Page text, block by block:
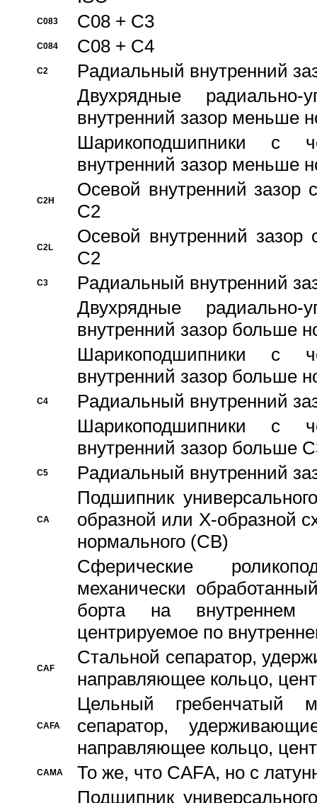
C083 C08 + C3
C084 C08 + C4
C2
Pадиальный внутренний
Двухрядные радиально-
внутренний зазор меньше
Шарикоподшипники с
внутренний зазор меньше
C2H
Осевой внутренний зазор
C2
C2L
Осевой внутренний зазор
C2
C3
Pадиальный внутренний
Двухрядные радиально-
внутренний зазор больше
Шарикоподшипники с
внутренний зазор больше
C4
Pадиальный внутренний
Шарикоподшипники с
внутренний зазор больше
C5 Pадиальный внутренний
CA
Подшипник
образной или Х-образной
нормального (CB)
Сферические
механически
борта на внутреннем
центрируемое по
CAF
Стальной сепаратор,
направляющее кольцо,
CAFA
Цельный гребенчатый
сепаратор,
направляющее кольцо,
CAMA То же, что CAFA, но с
Подшипник